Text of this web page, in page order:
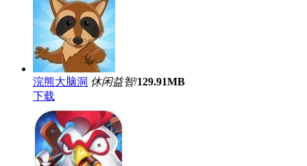
浣熊大脑洞 休闲益智/129.91MB
下载